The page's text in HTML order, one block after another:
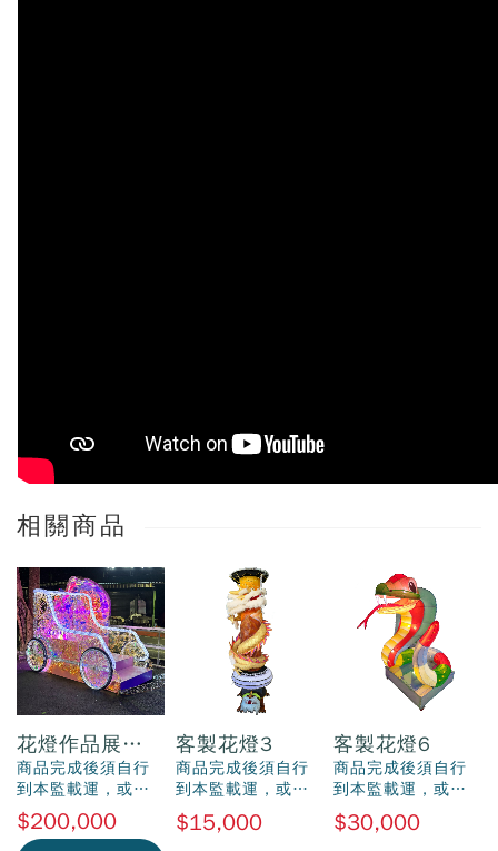
相關商品
花燈作品展示
區
商品完成後須自行
到本監載運，或自
行委託貨運載運
$200,000
客製花燈3
商品完成後須自行
到本監載運，或自
行委託貨運載運
$15,000
客製花燈6
商品完成後須自行
到本監載運，或自
行委託貨運載運
$30,000